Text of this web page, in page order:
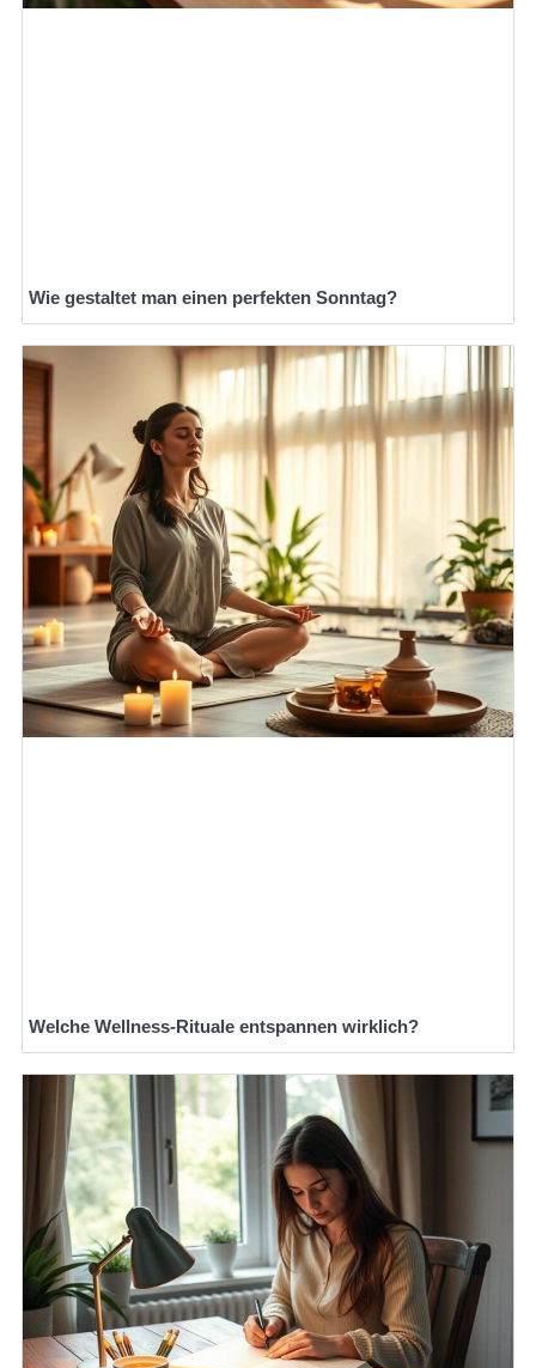
Wie gestaltet man einen perfekten Sonntag?
Welche Wellness-Rituale entspannen wirklich?